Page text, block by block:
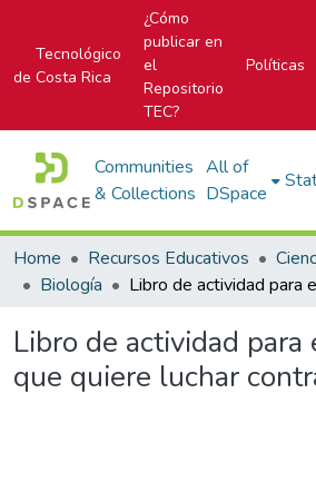
Tecnológico
de Costa Rica
¿Cómo
publicar en
el
Repositorio
TEC?
Políticas
Communities
& Collections
All of
DSpace
Home Recursos Educativos
Biología
Libro de actividad para
que quiere luchar